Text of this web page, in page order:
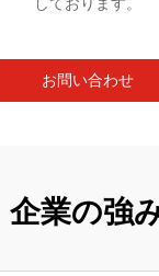
お問い合わせ
企業の強